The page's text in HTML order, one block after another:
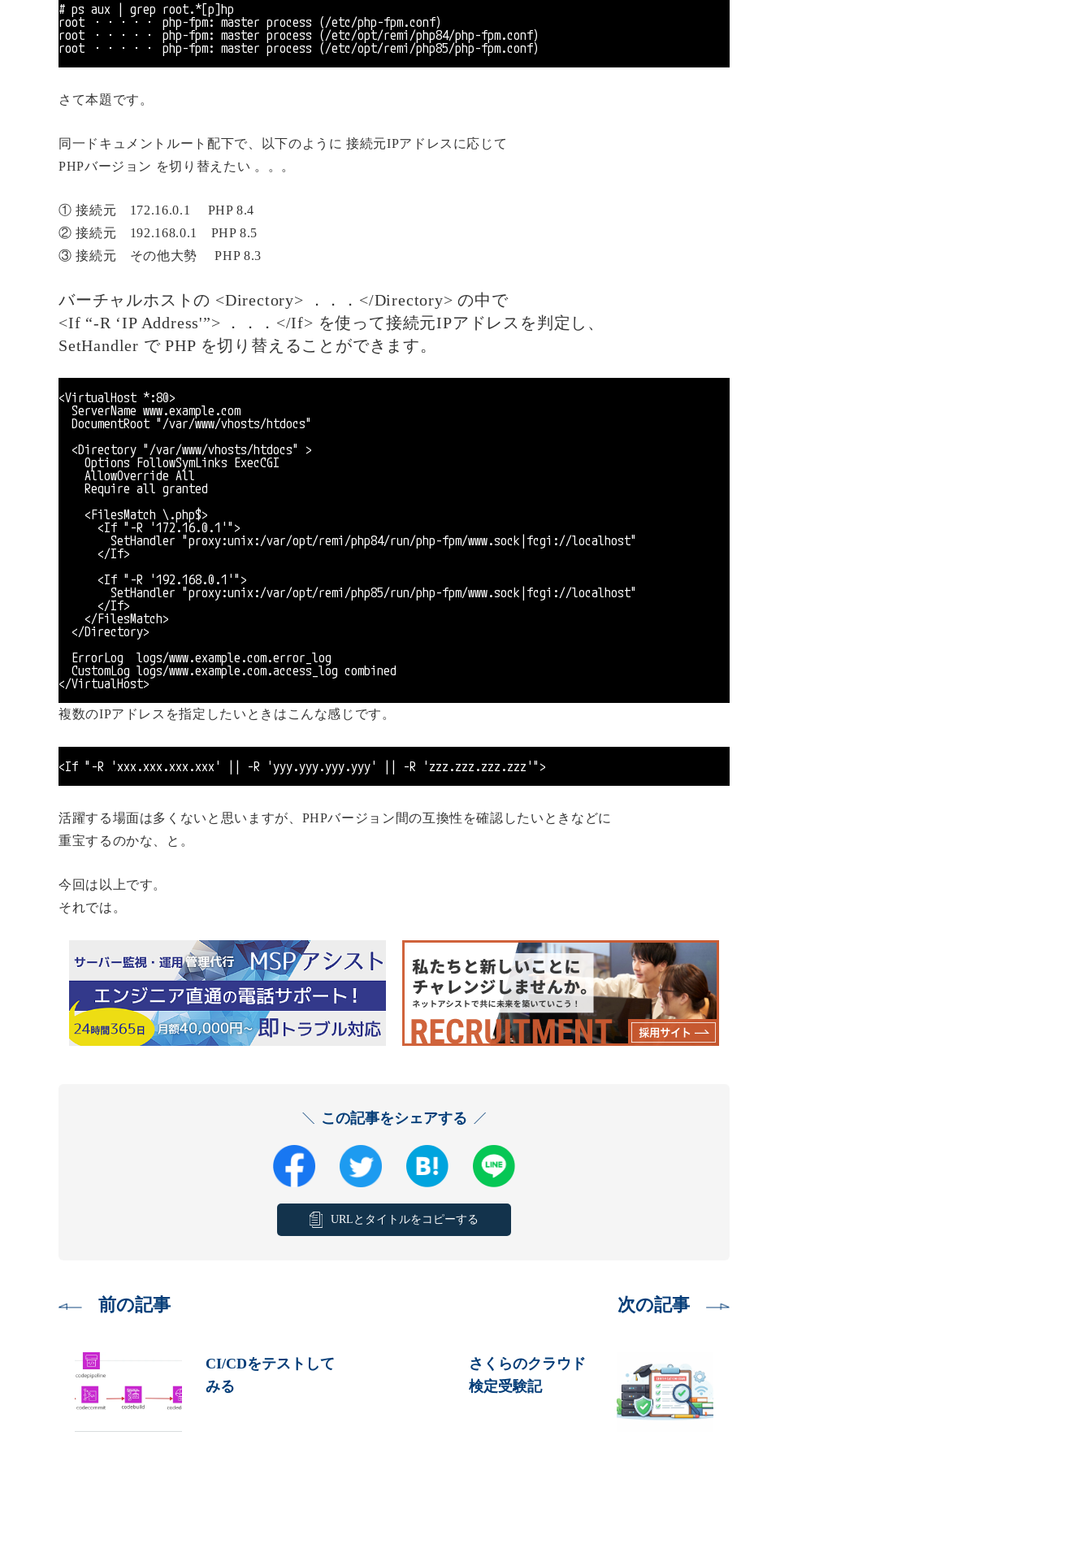
# ps aux | grep root.*[p]hp
root ・・・・・ php-fpm: master process (/etc/php-fpm.conf)
root ・・・・・ php-fpm: master process (/etc/opt/remi/php84/php-fpm.conf)
root ・・・・・ php-fpm: master process (/etc/opt/remi/php85/php-fpm.conf)
さて本題です。
同一ドキュメントルート配下で、以下のように 接続元IPアドレスに応じて
PHPバージョン を切り替えたい 。。。
① 接続元 172.16.0.1 PHP 8.4
② 接続元 192.168.0.1 PHP 8.5
③ 接続元 その他大勢 PHP 8.3
バーチャルホストの <Directory> ．．．</Directory> の中で
<If “-R ‘IP Address'”> ．．．</If> を使って接続元IPアドレスを判定し、
SetHandler で PHP を切り替えることができます。
<VirtualHost *:80>
ServerName www.example.com
DocumentRoot "/var/www/vhosts/htdocs"
<Directory "/var/www/vhosts/htdocs" >
Options FollowSymLinks ExecCGI
AllowOverride All
Require all granted
<FilesMatch \.php$>
<If "-R '172.16.0.1'">
SetHandler "proxy:unix:/var/opt/remi/php84/run/php-fpm/www.sock|fcgi://localhost"
</If>
<If "-R '192.168.0.1'">
SetHandler "proxy:unix:/var/opt/remi/php85/run/php-fpm/www.sock|fcgi://localhost"
</If>
</FilesMatch>
</Directory>
ErrorLog  logs/www.example.com.error_log
CustomLog logs/www.example.com.access_log combined
</VirtualHost>
複数のIPアドレスを指定したいときはこんな感じです。
<If "-R 'xxx.xxx.xxx.xxx' || -R 'yyy.yyy.yyy.yyy' || -R 'zzz.zzz.zzz.zzz'">
活躍する場面は多くないと思いますが、PHPバージョン間の互換性を確認したいときなどに
重宝するのかな、と。
今回は以上です。
それでは。
この記事をシェアする
URLとタイトルをコピーする
前の記事 次の記事
CI/CDをテストして
みる
さくらのクラウド
検定受験記